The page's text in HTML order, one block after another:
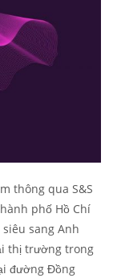
thông qua S&S
phố Hồ Chí
sang Anh
thị trường trong
đường Đồng